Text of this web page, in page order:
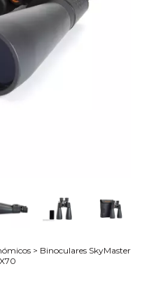
> Binoculares SkyMaster